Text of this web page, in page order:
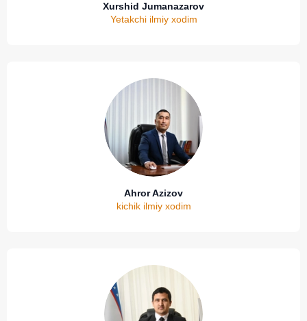
Xurshid Jumanazarov
Yetakchi ilmiy xodim
Ahror Azizov
kichik ilmiy xodim